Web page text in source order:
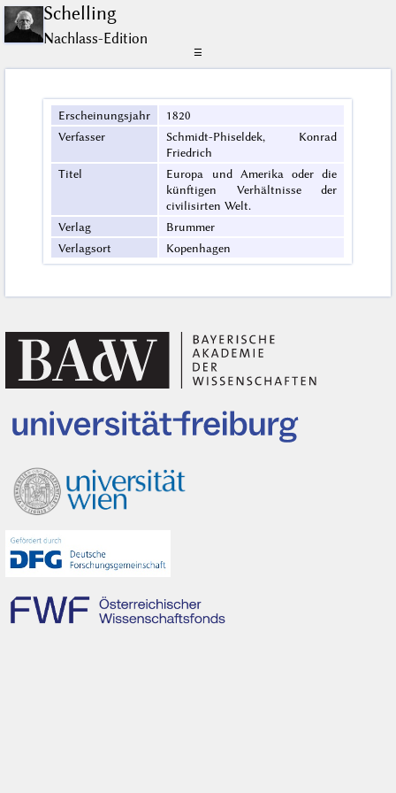
Schelling
Nachlass-Edition
☰
Erscheinungsjahr
1820
Verfasser
Schmidt-Phiseldek, Konrad
Friedrich
Titel
Europa und Amerika oder die
künftigen Verhältnisse der
civilisirten Welt.
Verlag
Brummer
Verlagsort
Kopenhagen